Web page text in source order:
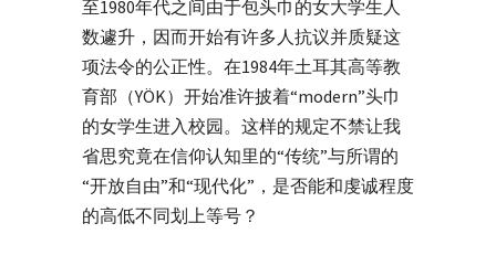
至1980年代之间由于包头巾的女大学生人
数遽升，因而开始有许多人抗议并质疑这
项法令的公正性。在1984年土耳其高等教
育部（YÖK）开始准许披着“modern”头巾
的女学生进入校园。这样的规定不禁让我
省思究竟在信仰认知里的“传统”与所谓的
“开放自由”和“现代化”，是否能和虔诚程度
的高低不同划上等号？